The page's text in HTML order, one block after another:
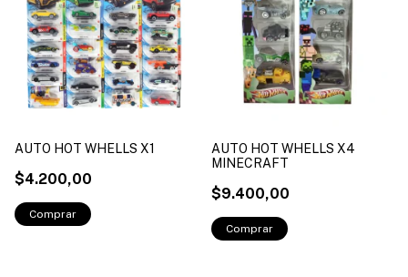
AUTO HOT WHELLS X1
$4.200,00
AUTO HOT WHELLS X4
MINECRAFT
$9.400,00